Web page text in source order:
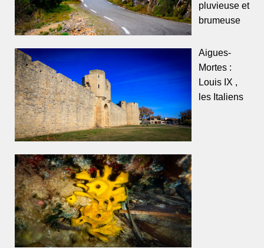
pluvieuse et
brumeuse
Aigues-
Mortes :
Louis IX ,
les Italiens